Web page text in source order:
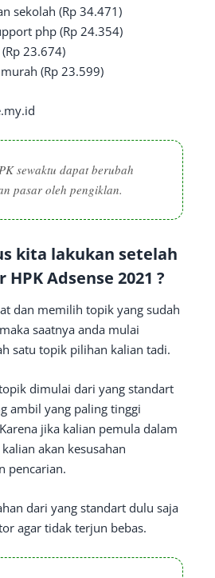
sekolah (Rp 34.471)
php (Rp 24.354)
23.674)
(Rp 23.599)
sewaktu dapat berubah
pasar oleh pengiklan.
kita lakukan setelah
Adsense 2021 ?
dan memilih topik yang sudah
saatnya anda mulai
satu topik pilihan kalian tadi.
dimulai dari yang standart
ambil yang paling tinggi
jika kalian pemula dalam
akan kesusahan
pencarian.
dari yang standart dulu saja
agar tidak terjun bebas.